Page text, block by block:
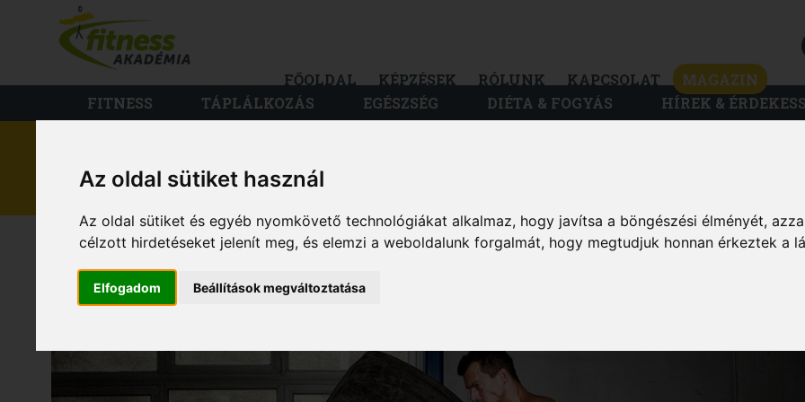
Az oldal sütiket használ
Az oldal sütiket és egyéb nyomkövető technológiákat alkalmaz, hogy javítsa a böngészési élményét,
célzott hirdetéseket jelenít meg, és elemzi a weboldalunk forgalmát, hogy megtudjuk honnan érkeztek a
Elfogadom Beállítások megváltoztatása
FŐOLDAL
KÉPZÉSEK RÓLUNK KAPCSOLAT
MAGAZIN
FITNESS
TÁPLÁLKOZÁS EGÉSZSÉG DIÉTA & FOGYÁS HÍREK &
FITNESS
16 MOZGÁSFORMA, AMIT
KI KELL PRÓBÁLNIA